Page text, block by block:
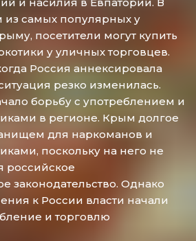
из самых популярных у
посетители могут купить
у уличных торговцев.
Россия аннексировала
резко изменилась.
борьбу с употреблением и
в регионе. Крым долгое
для наркоманов и
поскольку на него не
российское
законодательство. Однако
к России власти начали
и торговлю